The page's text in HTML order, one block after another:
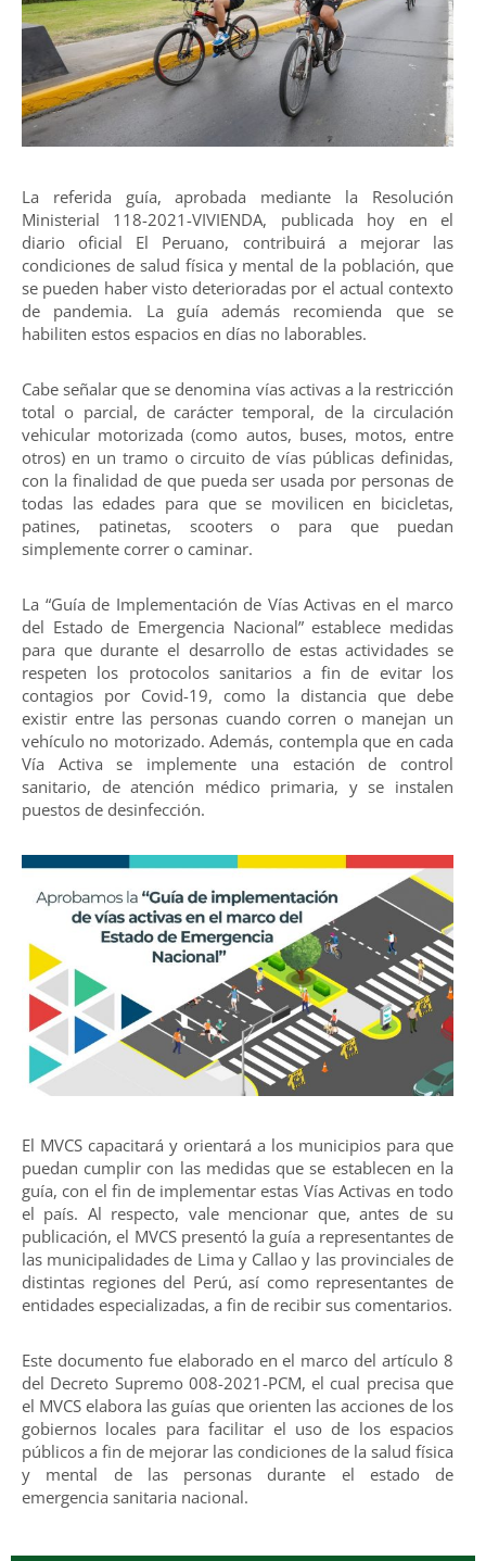
La referida guía, aprobada mediante la Resolución
Ministerial 118-2021-VIVIENDA, publicada hoy en el
diario oficial El Peruano, contribuirá a mejorar las
condiciones de salud física y mental de la población, que
se pueden haber visto deterioradas por el actual contexto
de pandemia. La guía además recomienda que se
habiliten estos espacios en días no laborables.
Cabe señalar que se denomina vías activas a la restricción
total o parcial, de carácter temporal, de la circulación
vehicular motorizada (como autos, buses, motos, entre
otros) en un tramo o circuito de vías públicas definidas,
con la finalidad de que pueda ser usada por personas de
todas las edades para que se movilicen en bicicletas,
patines, patinetas, scooters o para que puedan
simplemente correr o caminar.
La “Guía de Implementación de Vías Activas en el marco
del Estado de Emergencia Nacional” establece medidas
para que durante el desarrollo de estas actividades se
respeten los protocolos sanitarios a fin de evitar los
contagios por Covid-19, como la distancia que debe
existir entre las personas cuando corren o manejan un
vehículo no motorizado. Además, contempla que en cada
Vía Activa se implemente una estación de control
sanitario, de atención médico primaria, y se instalen
puestos de desinfección.
El MVCS capacitará y orientará a los municipios para que
puedan cumplir con las medidas que se establecen en la
guía, con el fin de implementar estas Vías Activas en todo
el país. Al respecto, vale mencionar que, antes de su
publicación, el MVCS presentó la guía a representantes de
las municipalidades de Lima y Callao y las provinciales de
distintas regiones del Perú, así como representantes de
entidades especializadas, a fin de recibir sus comentarios.
Este documento fue elaborado en el marco del artículo 8
del Decreto Supremo 008-2021-PCM, el cual precisa que
el MVCS elabora las guías que orienten las acciones de los
gobiernos locales para facilitar el uso de los espacios
públicos a fin de mejorar las condiciones de la salud física
y mental de las personas durante el estado de
emergencia sanitaria nacional.